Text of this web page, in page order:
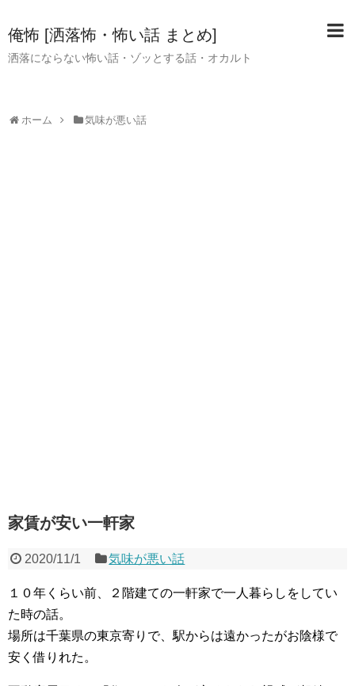
俺怖 [洒落怖・怖い話 まとめ]
洒落にならない怖い話・ゾッとする話・オカルト
ホーム 気味が悪い話
家賃が安い一軒家
2020/11/1 気味が悪い話
１０年くらい前、２階建ての一軒家で一人暮らしをしてい
た時の話。
場所は千葉県の東京寄りで、駅からは遠かったがお陰様で
安く借りれた。